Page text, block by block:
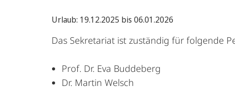
Urlaub: 19.12.2025 bis 06.01.2026
Das Sekretariat ist zuständig für folgende
Prof. Dr. Eva Buddeberg
Dr. Martin Welsch